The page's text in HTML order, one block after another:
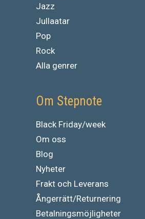
Jazz
Jullaatar
Pop
Rock
Alla genrer
Om Stepnote
Black Friday/week
Om oss
Blog
Nyheter
Frakt och Leverans
Ångerrätt/Returnering
Betalningsmöjligheter